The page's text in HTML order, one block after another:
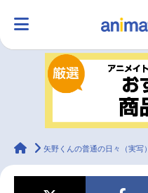
ランキング
ラジオ
animateTimes
矢野くんの普通の日々（実写）